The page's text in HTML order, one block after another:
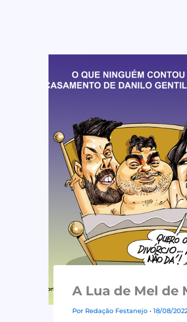
A Lua de Mel de
Por Redação Festanejo • 18/08/